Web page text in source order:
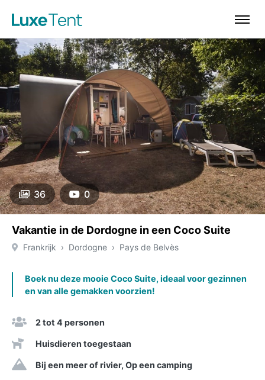
36 0
Vakantie in de Dordogne in een Coco Suite
Frankrijk Dordogne Pays de Belvès
Boek nu deze mooie Coco Suite, ideaal voor gezinnen
en van alle gemakken voorzien!
2 tot 4 personen
Huisdieren toegestaan
Bij een meer of rivier, Op een camping